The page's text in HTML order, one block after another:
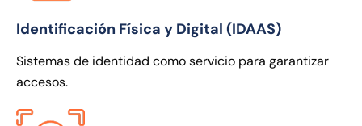
Identificación Física y Digital (IDAAS)
Sistemas de identidad como servicio para garantizar
accesos.